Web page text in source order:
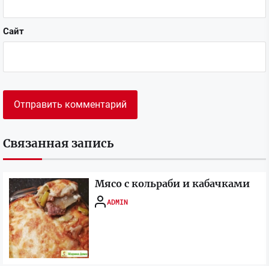
Сайт
Связанная запись
Мясо с кольраби и кабачками
ADMIN